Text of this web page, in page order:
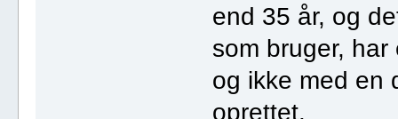
end 35 år, og
som bruger,
og ikke med en
oprettet.